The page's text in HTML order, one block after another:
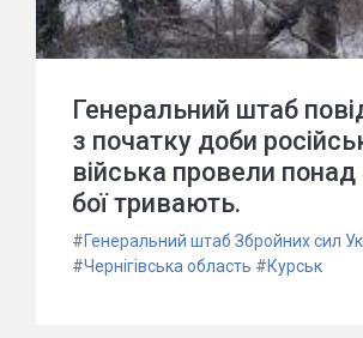
Генеральний штаб
з початку доби
війська провели понад
бої тривають.
#Генеральний штаб Збройних сил
#Чернігівська область #Курськ